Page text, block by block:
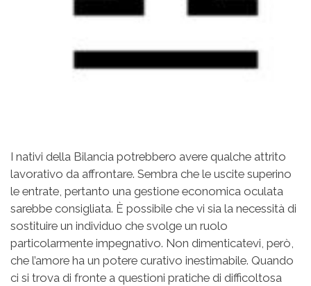
I nativi della Bilancia potrebbero avere qualche attrito
lavorativo da affrontare. Sembra che le uscite superino
le entrate, pertanto una gestione economica oculata
sarebbe consigliata. È possibile che vi sia la necessità di
sostituire un individuo che svolge un ruolo
particolarmente impegnativo. Non dimenticatevi, però,
che l’amore ha un potere curativo inestimabile. Quando
ci si trova di fronte a questioni pratiche di difficoltosa